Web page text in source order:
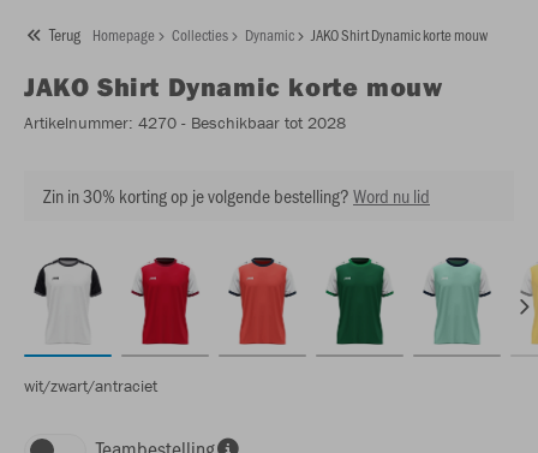
Terug Homepage Collecties Dynamic JAKO Shirt Dynamic korte mouw
JAKO Shirt Dynamic korte mouw
Artikelnummer: 4270 - Beschikbaar tot 2028
Zin in 30% korting op je volgende bestelling?Word nu lid
wit/zwart/antraciet